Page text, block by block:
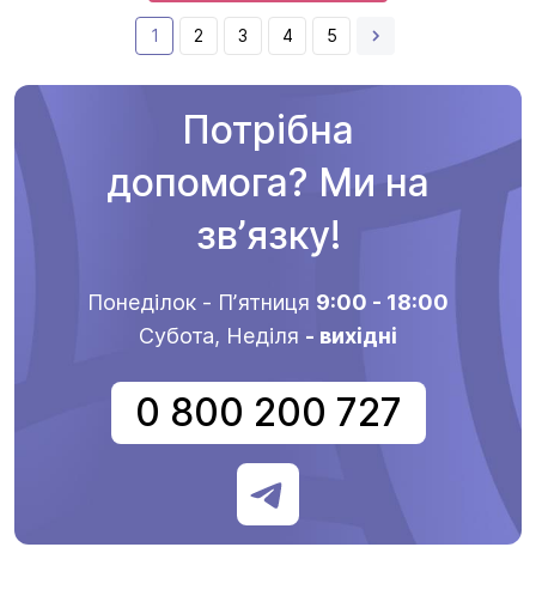
1 2 3 4 5
Потрібна
допомога? Ми на
звʼязку!
Понеділок - Пʼятниця 9:00 - 18:00
Субота, Неділя - вихідні
0 800 200 727